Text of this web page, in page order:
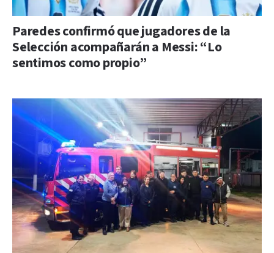
Paredes confirmó que jugadores de la
Selección acompañarán a Messi: “Lo
sentimos como propio”